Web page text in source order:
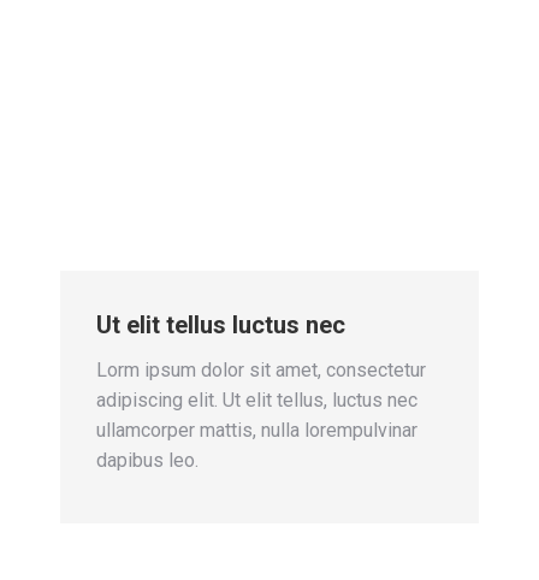
Ut elit tellus luctus nec
Lorm ipsum dolor sit amet, consectetur
adipiscing elit. Ut elit tellus, luctus nec
ullamcorper mattis, nulla lorempulvinar
dapibus leo.